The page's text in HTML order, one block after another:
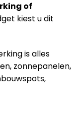
of
kiest u dit
is alles
zonnepanelen,